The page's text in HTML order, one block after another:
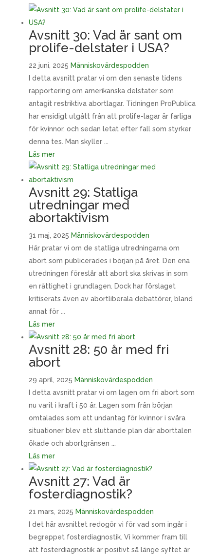
Avsnitt 30: Vad är sant om
prolife-delstater i USA?
22 juni, 2025 Människovärdespodden
I detta avsnitt pratar vi om den senaste tidens
rapportering om amerikanska delstater som
antagit restriktiva abortlagar. Tidningen ProPublica
har ensidigt utgått från att prolife-lagar är farliga
för kvinnor, och sedan letat efter fall som styrker
denna tes. Man skyller ...
Läs mer
Avsnitt 29: Statliga
utredningar med
abortaktivism
31 maj, 2025 Människovärdespodden
Här pratar vi om de statliga utredningarna om
abort som publicerades i början på året. Den ena
utredningen föreslår att abort ska skrivas in som
en rättighet i grundlagen. Dock har förslaget
kritiserats även av abortliberala debattörer, bland
annat för ...
Läs mer
Avsnitt 28: 50 år med fri
abort
29 april, 2025 Människovärdespodden
I detta avsnitt pratar vi om lagen om fri abort som
nu varit i kraft i 50 år. Lagen som från början
omtalades som ett undantag för kvinnor i svåra
situationer blev ett sluttande plan där aborttalen
ökade och abortgränsen ...
Läs mer
Avsnitt 27: Vad är
fosterdiagnostik?
21 mars, 2025 Människovärdespodden
I det här avsnittet redogör vi för vad som ingår i
begreppet fosterdiagnostik. Vi kommer fram till
att fosterdiagnostik är positivt så länge syftet är